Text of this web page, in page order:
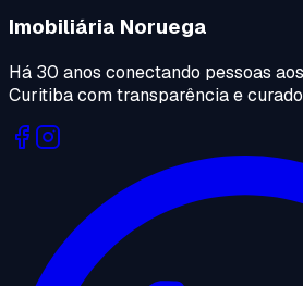
Imobiliária Noruega
Há 30 anos conectando pessoas
Curitiba com transparência e